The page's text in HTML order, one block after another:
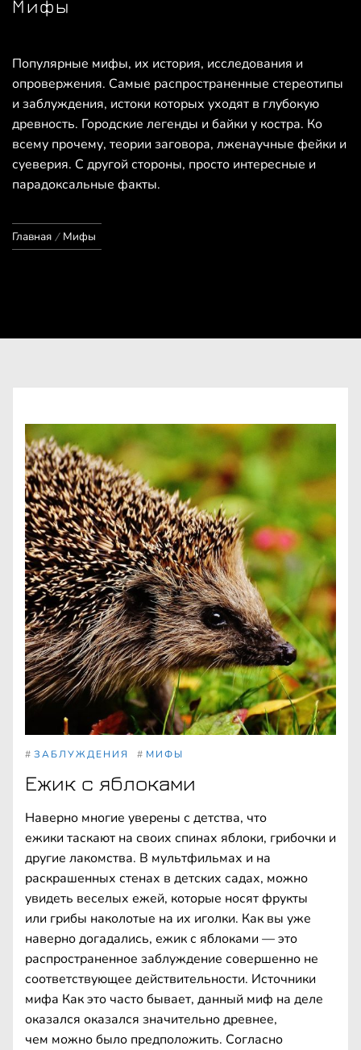
Мифы
Популярные мифы, их история, исследования и
опровержения. Самые распространенные стереотипы
и заблуждения, истоки которых уходят в глубокую
древность. Городские легенды и байки у костра. Ко
всему прочему, теории заговора, лженаучные фейки и
суеверия. С другой стороны, просто интересные и
парадоксальные факты.
Главная Мифы
# ЗАБЛУЖДЕНИЯ # МИФЫ
Ежик с яблоками
Наверно многие уверены с детства, что
ежики таскают на своих спинах яблоки, грибочки и
другие лакомства. В мультфильмах и на
раскрашенных стенах в детских садах, можно
увидеть веселых ежей, которые носят фрукты
или грибы наколотые на их иголки. Как вы уже
наверно догадались, ежик с яблоками — это
распространенное заблуждение совершенно не
соответствующее действительности. Источники
мифа Как это часто бывает, данный миф на деле
оказался оказался значительно древнее,
чем можно было предположить. Согласно